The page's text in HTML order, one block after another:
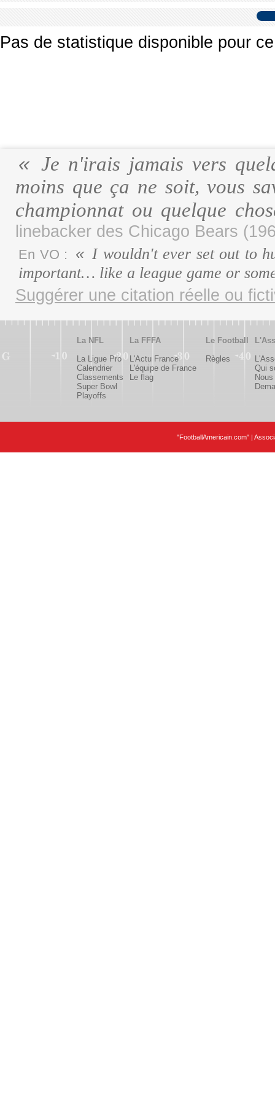
Pas de statistique disponible pour
Je n'irais jamais vers
moins que ça ne soit, vous
championnat ou quelque
linebacker des Chicago Bears
En VO :
I wouldn't ever set out to
important… like a league game or
Suggérer une citation réelle ou
La NFL
La Ligue Pro
Calendrier
Classements
Super Bowl
Playoffs
La FFFA
L'Actu France
L'équipe de France
Le flag
Le Football
Règles
Qui
"FootballAmericain.com" |